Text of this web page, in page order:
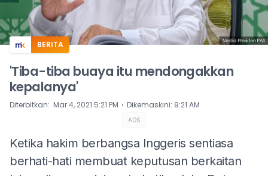
BERITA
'Tiba-tiba buaya itu mendongakkan
kepalanya'
Diterbitkan: Mar 4, 2021 5:21 PM ⋅ Dikemaskini: 9:21 AM
ADS
Ketika hakim berbangsa Inggeris sentiasa
berhati-hati membuat keputusan berkaitan